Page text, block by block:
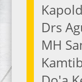
Drs
MH